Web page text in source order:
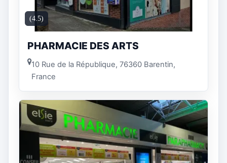
(4.5)
PHARMACIE DES ARTS
10 Rue de la République, 76360 Barentin,
France